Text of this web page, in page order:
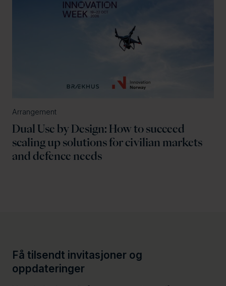
Arrangement
Dual Use by Design: How to succeed
scaling up solutions for civilian markets
and defence needs
Få tilsendt invitasjoner og
oppdateringer